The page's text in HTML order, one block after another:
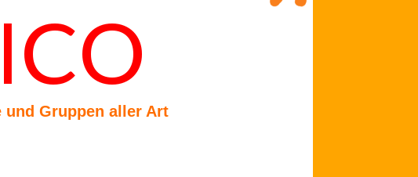
Gruppen aller Art